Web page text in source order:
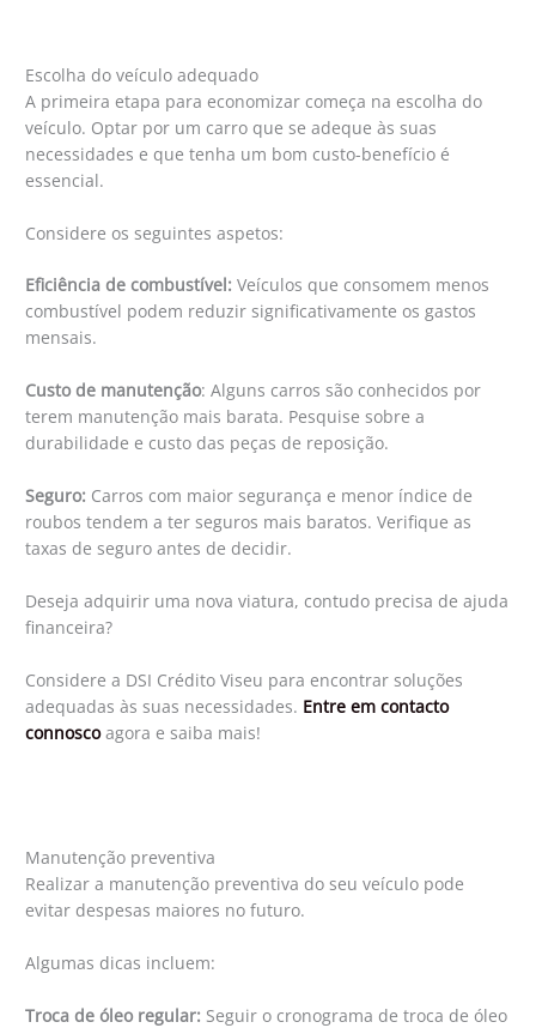
Escolha do veículo adequado
A primeira etapa para economizar começa na escolha do
veículo. Optar por um carro que se adeque às suas
necessidades e que tenha um bom custo-benefício é
essencial.
Considere os seguintes aspetos:
Eficiência de combustível: Veículos que consomem menos
combustível podem reduzir significativamente os gastos
mensais.
Custo de manutenção: Alguns carros são conhecidos por
terem manutenção mais barata. Pesquise sobre a
durabilidade e custo das peças de reposição.
Seguro: Carros com maior segurança e menor índice de
roubos tendem a ter seguros mais baratos. Verifique as
taxas de seguro antes de decidir.
Deseja adquirir uma nova viatura, contudo precisa de ajuda
financeira?
Considere a DSI Crédito Viseu para encontrar soluções
adequadas às suas necessidades. Entre em contacto
connosco agora e saiba mais!
Manutenção preventiva
Realizar a manutenção preventiva do seu veículo pode
evitar despesas maiores no futuro.
Algumas dicas incluem:
Troca de óleo regular: Seguir o cronograma de troca de óleo